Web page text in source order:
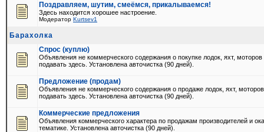
Поздравляем, шутим, смеёмся, прикалываемся!
Здесь находится хорошее настроение.
Модератор Kurtsev1
Барахолка
Спрос (куплю)
Объявления не коммерческого содержания о покупке лодок, яхт,
подавать здесь. Установлена авточистка (90 дней).
Предложение (продам)
Объявления не коммерческого содержания о продаже лодок, яхт,
подавать здесь. Установлена авточистка (90 дней).
Коммерческие предложения
Объявления коммерческого характера по продажам производителей и
тематике. Установлена авточистка (90 дней).